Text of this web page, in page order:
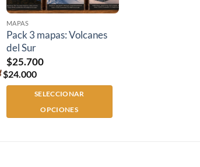
MAPAS
Pack 3 mapas: Volcanes
del Sur
$25.700
Premium
price
$24.000
SELECCIONAR
OPCIONES